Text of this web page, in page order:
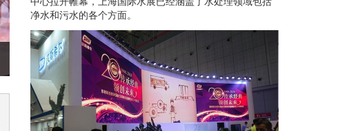
鹰嘴魅力 大禹制水2018上海国际水展现场
净水和污水的各个方面。